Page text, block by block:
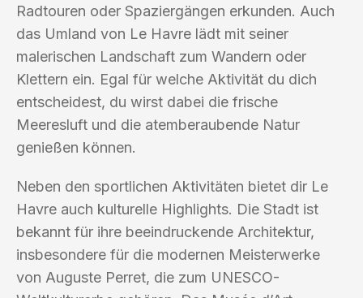
Radtouren oder Spaziergängen erkunden. Auch
das Umland von Le Havre lädt mit seiner
malerischen Landschaft zum Wandern oder
Klettern ein. Egal für welche Aktivität du dich
entscheidest, du wirst dabei die frische
Meeresluft und die atemberaubende Natur
genießen können.
Neben den sportlichen Aktivitäten bietet dir Le
Havre auch kulturelle Highlights. Die Stadt ist
bekannt für ihre beeindruckende Architektur,
insbesondere für die modernen Meisterwerke
von Auguste Perret, die zum UNESCO-